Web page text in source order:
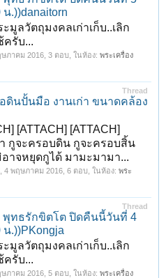
น.))danaitorn
มูลวัตถุมงคลเก่าเก็บ..เลิก
ครับ...
ภาคม 2016 , 3 ตอบ, ในห้อง: พระเครื่อง
Thread
ดินปั้นมือ งานเก่า ขนาดคล้อง
[ATTACH] [ATTACH]
กูจะครอบดิน กูจะครอบสิ้น
าจหยุดกูได้ มามะมามา...
4 พฤษภาคม 2016 , 6 ตอบ, ในห้อง: พระ
Thread
พุทธรักขิตโต ปิดคืนนี้วันที่ 4
น.))PKongja
มูลวัตถุมงคลเก่าเก็บ..เลิก
ครับ...
ภาคม 2016 , 5 ตอบ, ในห้อง: พระเครื่อง